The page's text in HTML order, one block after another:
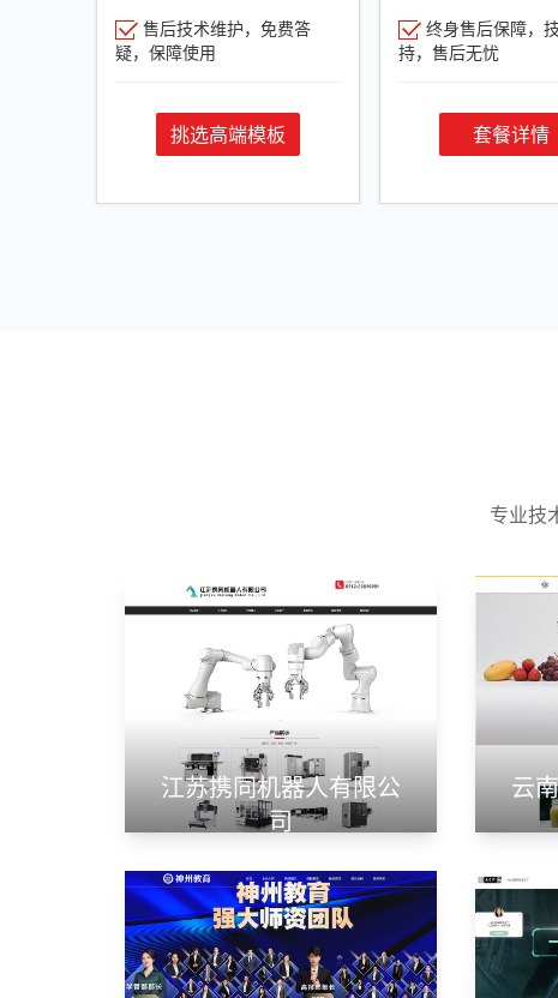
售后技术维护，免费答
疑，保障使用
挑选高端模板
终身售后保障，
持，售后无忧
套餐详情
专业技
江苏携同机器人有限公
司
云